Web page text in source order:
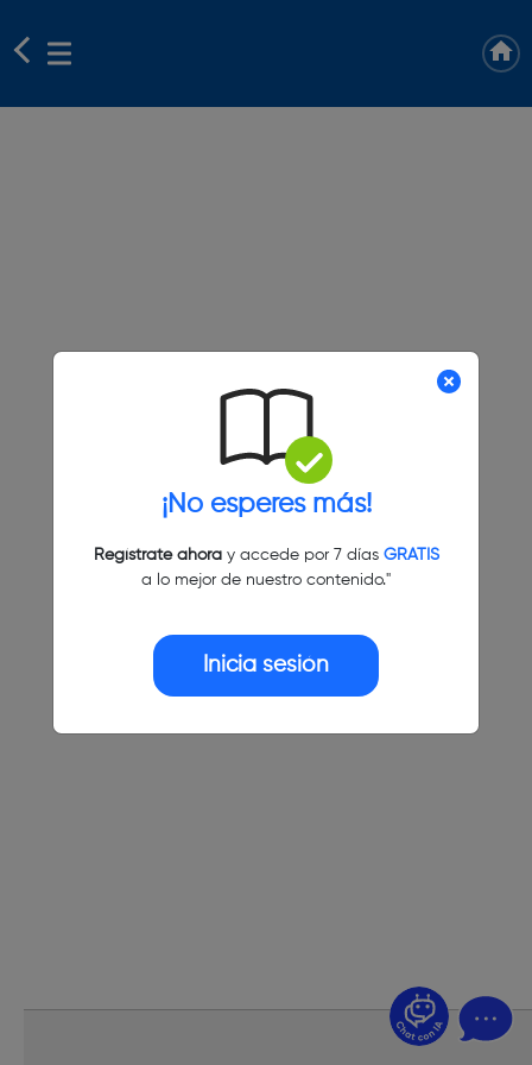
¡No esperes más!
Regístrate ahoray accede por 7 días GRATIS
a lo mejor de nuestro contenido."
Inicia sesión